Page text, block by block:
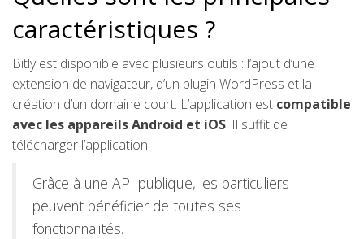
caractéristiques ?
Bitly est disponible avec plusieurs outils : l’ajout d’une
extension de navigateur, d’un plugin WordPress et la
création d’un domaine court. L’application est compatible
avec les appareils Android et iOS. Il suffit de
télécharger l’application.
Grâce à une API publique, les particuliers
peuvent bénéficier de toutes ses
fonctionnalités.